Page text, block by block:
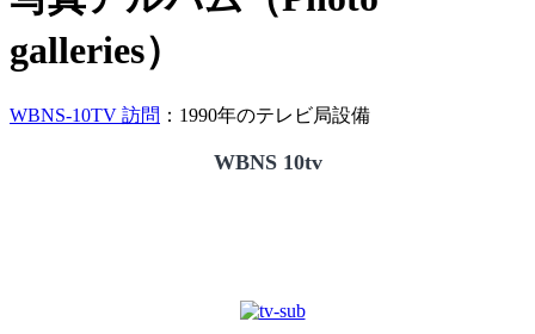
galleries）
WBNS-10TV 訪問 ：1990年のテレビ局設備
WBNS 10tv